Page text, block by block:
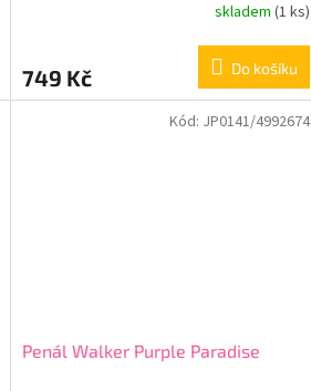
skladem (1 ks)
749 Kč Do košíku
Penál Walker Purple Paradise
Kód: JP0141/4992674